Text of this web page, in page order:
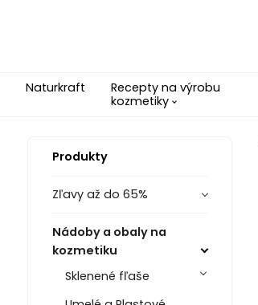
Naturkraft
Recepty na výrobu
kozmetiky
Produkty
Zľavy až do 65%
Nádoby a obaly na
kozmetiku
Sklenené fľaše